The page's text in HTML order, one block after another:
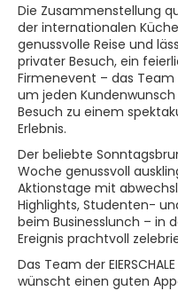
Die Zusammenstellung
der internationalen
genussvolle Reise und
privater Besuch, ein
Firmenevent – das Team
um jeden
Besuch zu einem
Erlebnis.
Der beliebte
Woche genussvoll
Aktionstage mit
Highlights, Studenten-
beim Businesslunch – in
Ereignis prachtvoll
Das Team der
wünscht einen guten